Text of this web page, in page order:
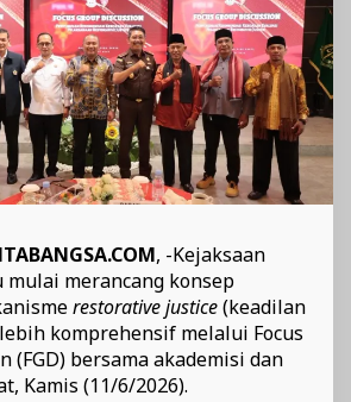
, -Kejaksaan
merancang konsep
restorative justice(keadilan
komprehensif melalui Focus
(FGD) bersama akademisi dan
Kamis (11/6/2026).